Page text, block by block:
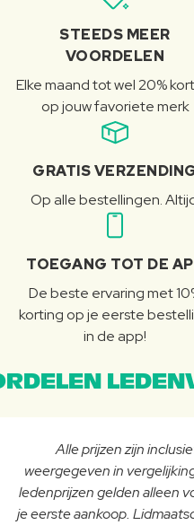
STEEDS MEER
VOORDELEN
Elke maand tot wel 20%
op jouw favoriete merk
GRATIS
Op alle bestellingen.
TOEGANG TOT DE
De beste ervaring met
korting op je eerste
in de app!
Alle prijzen zijn
weergegeven in
ledenprijzen gelden alleen
je eerste aankoop.